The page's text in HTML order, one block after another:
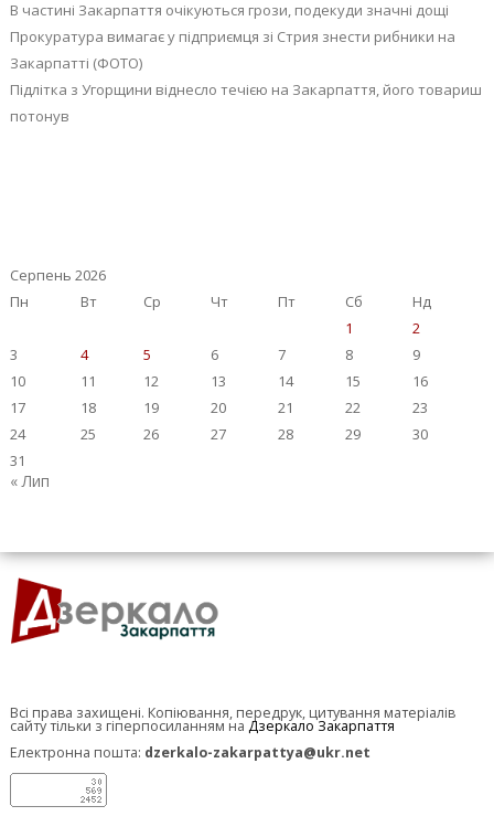
В частині Закарпаття очікуються грози, подекуди значні дощі
Прокуратура вимагає у підприємця зі Стрия знести рибники на
Закарпатті (ФОТО)
Підлітка з Угорщини віднесло течією на Закарпаття, його товариш
потонув
Серпень 2026
Пн
Вт Ср Чт Пт Сб
Нд
1
2
3
4 5 6 7 8
9
10
11 12 13 14 15
16
17
18 19 20 21 22
23
24
25 26 27 28 29
30
31
« Лип
Всі права захищені. Копіювання, передрук, цитування матеріалів
сайту тільки з гіперпосиланням на Дзеркало Закарпаття
Електронна пошта: dzerkalo-zakarpattya@ukr.net